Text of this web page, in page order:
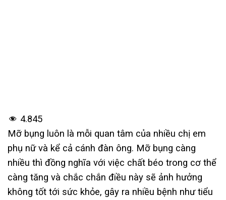
4.845
Mỡ bụng luôn là mỗi quan tâm của nhiều chị em
phụ nữ và kể cả cánh đàn ông. Mỡ bụng càng
nhiều thì đồng nghĩa với việc chất béo trong cơ thể
càng tăng và chắc chắn điều này sẽ ảnh hưởng
không tốt tới sức khỏe, gây ra nhiều bệnh như tiểu